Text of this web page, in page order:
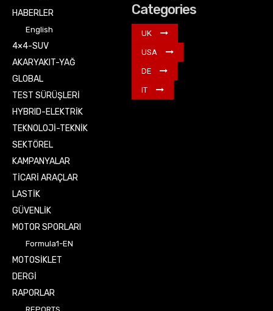
HABERLER
English
4×4-SUV
AKARYAKIT-YAĞ
GLOBAL
TEST SÜRÜŞLERİ
HYBRID-ELEKTRİK
TEKNOLOJİ-TEKNİK
SEKTÖREL
KAMPANYALAR
TİCARİ ARAÇLAR
LASTİK
GÜVENLİK
MOTOR SPORLARI
Formula1-EN
MOTOSİKLET
DERGİ
RAPORLAR
Categories
UK
USA
DE
IT